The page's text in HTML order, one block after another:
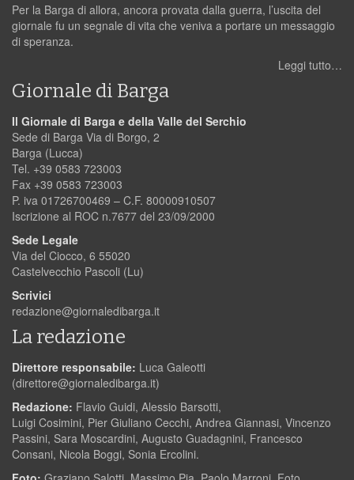
Per la Barga di allora, ancora provata dalla guerra, l’uscita del
giornale fu un segnale di vita che veniva a portare un messaggio
di speranza.
Leggi tutto…
Giornale di Barga
Il Giornale di Barga e della Valle del Serchio
Sede di Barga Via di Borgo, 2
Barga (Lucca)
Tel. +39 0583 723003
Fax +39 0583 723003
P. iva 01726700469 – C.F. 80000910507
Iscrizione al ROC n.7677 del 23/09/2000
Sede Legale
Via del Ciocco, 6 55020
Castelvecchio Pascoli (Lu)
Scrivici
redazione@giornaledibarga.it
La redazione
Direttore responsabile: Luca Galeotti
(direttore@giornaledibarga.it)
Redazione: Flavio Guidi, Alessio Barsotti,
Luigi Cosimini, Pier Giuliano Cecchi, Andrea Giannasi, Vincenzo
Passini, Sara Moscardini, Augusto Guadagnini, Francesco
Consani, Nicola Boggi, Sonia Ercolini.